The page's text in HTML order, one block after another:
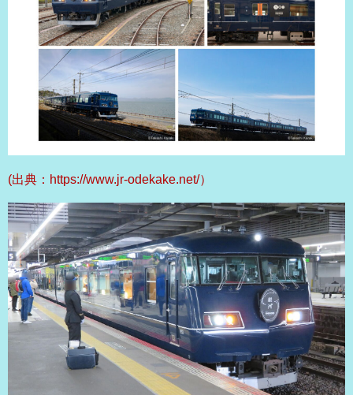
(出典：https://www.jr-odekake.net/）